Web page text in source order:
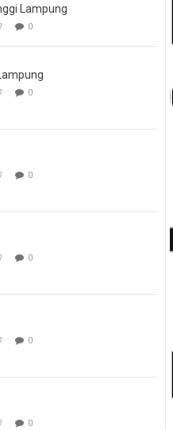
Lampung
0
0
0
0
0
0